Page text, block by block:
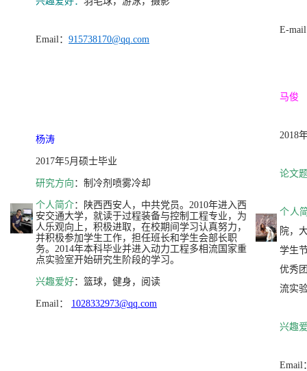
Email： 915738170@qq.com
E-
杨涛
2017年5月硕士毕业
研究方向 ：制冷剂喷雾冷却
个人简介：陕西西安人，中共党员。2010年进入西
安交通大学，就读于过程装备与控制工程专业，为
人乐观向上，积极进取，在校期间学习认真努力，
并积极参加学生工作，担任班长和学生会部长职
务。2014年本科毕业并进入动力工程多相流国家重
点实验室开始研究生阶段的学习。
兴趣爱好：篮球，健身，阅读
Email： 1028332973@qq.com
马俊
2018
论文
个人
院，
学生
优秀
流实
兴趣
Email